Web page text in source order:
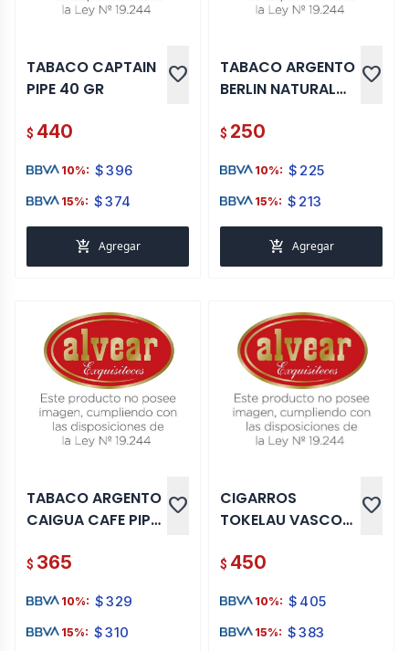
TABACO CAPTAIN
PIPE 40 GR
favorite
$ 440
10%: $396
15%: $374
add_shopping_cart Agregar
TABACO ARGENTO
BERLIN NATURAL
favorite
$ 250
10%: $ 225
15%: $ 213
add_shopping_cart Agregar
TABACO ARGENTO
CAIGUA CAFE PIPA
favorite
$ 365
10%: $329
15%: $310
CIGARROS
TOKELAU VASCO
UNI PURITOS
favorite
$ 450
10%: $ 405
15%: $383